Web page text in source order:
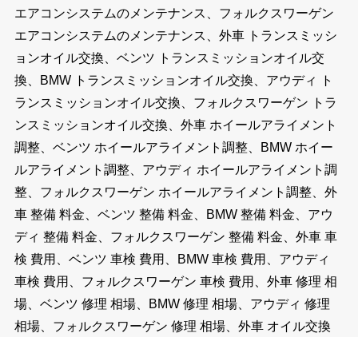
エアコンシステムのメンテナンス、フォルクスワーゲン
エアコンシステムのメンテナンス、外車 トランスミッシ
ョンオイル交換、ベンツ トランスミッションオイル交
換、BMW トランスミッションオイル交換、アウディ ト
ランスミッションオイル交換、フォルクスワーゲン トラ
ンスミッションオイル交換、外車 ホイールアライメント
調整、ベンツ ホイールアライメント調整、BMW ホイー
ルアライメント調整、アウディ ホイールアライメント調
整、フォルクスワーゲン ホイールアライメント調整、外
車 整備 料金、ベンツ 整備 料金、BMW 整備 料金、アウ
ディ 整備 料金、フォルクスワーゲン 整備 料金、外車 車
検 費用、ベンツ 車検 費用、BMW 車検 費用、アウディ
車検 費用、フォルクスワーゲン 車検 費用、外車 修理 相
場、ベンツ 修理 相場、BMW 修理 相場、アウディ 修理
相場、フォルクスワーゲン 修理 相場、外車 オイル交換